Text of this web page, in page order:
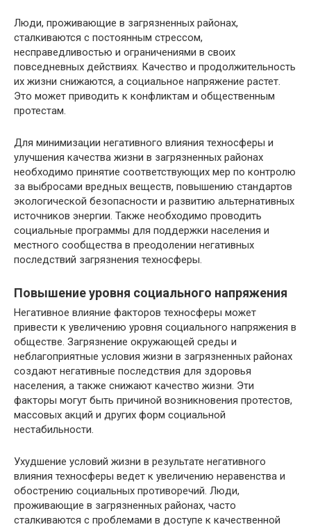
Люди, проживающие в загрязненных районах,
сталкиваются с постоянным стрессом,
несправедливостью и ограничениями в своих
повседневных действиях. Качество и продолжительность
их жизни снижаются, а социальное напряжение растет.
Это может приводить к конфликтам и общественным
протестам.
Для минимизации негативного влияния техносферы и
улучшения качества жизни в загрязненных районах
необходимо принятие соответствующих мер по контролю
за выбросами вредных веществ, повышению стандартов
экологической безопасности и развитию альтернативных
источников энергии. Также необходимо проводить
социальные программы для поддержки населения и
местного сообщества в преодолении негативных
последствий загрязнения техносферы.
Повышение уровня социального напряжения
Негативное влияние факторов техносферы может
привести к увеличению уровня социального напряжения в
обществе. Загрязнение окружающей среды и
неблагоприятные условия жизни в загрязненных районах
создают негативные последствия для здоровья
населения, а также снижают качество жизни. Эти
факторы могут быть причиной возникновения протестов,
массовых акций и других форм социальной
нестабильности.
Ухудшение условий жизни в результате негативного
влияния техносферы ведет к увеличению неравенства и
обострению социальных противоречий. Люди,
проживающие в загрязненных районах, часто
сталкиваются с проблемами в доступе к качественной